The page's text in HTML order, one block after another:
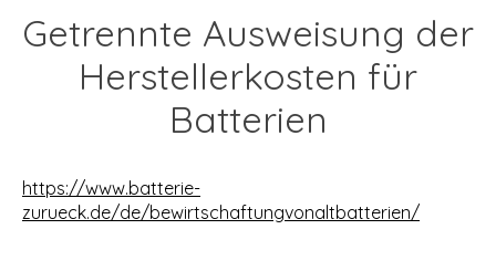
Getrennte Ausweisung der
Herstellerkosten für
Batterien
https://www.batterie-
zurueck.de/de/bewirtschaftungvonaltbatterien/